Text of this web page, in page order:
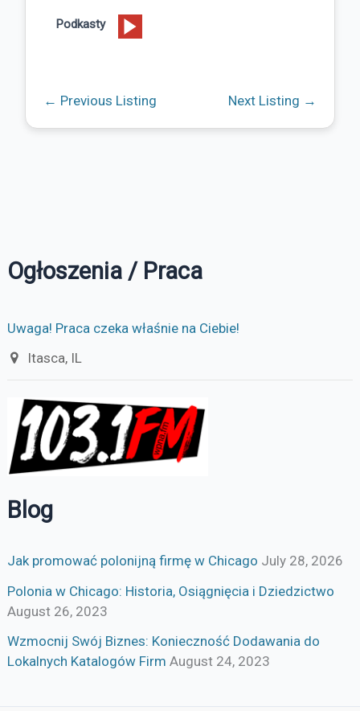
Ogłoszenia / Praca
Uwaga! Praca czeka właśnie na Ciebie!
Itasca, IL
Blog
Jak promować polonijną firmę w Chicago July 28, 2026
Polonia w Chicago: Historia, Osiągnięcia i Dziedzictwo
August 26, 2023
Wzmocnij Swój Biznes: Konieczność Dodawania do
Lokalnych Katalogów Firm August 24, 2023
Podkasty
← Previous Listing Next Listing →